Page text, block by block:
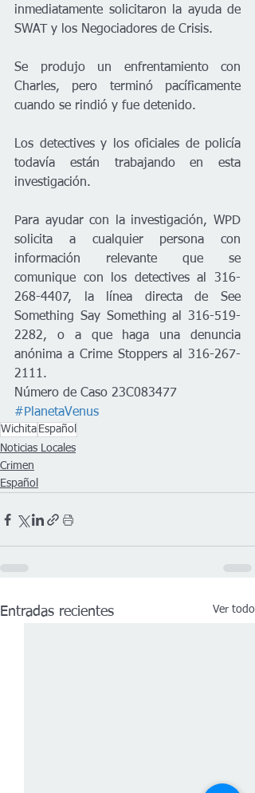
inmediatamente solicitaron la ayuda de
SWAT y los Negociadores de Crisis.
Se produjo un enfrentamiento con
Charles, pero terminó pacíficamente
cuando se rindió y fue detenido.
Los detectives y los oficiales de policía
todavía están trabajando en esta
investigación.
Para ayudar con la investigación, WPD
solicita a cualquier persona con
información relevante que se
comunique con los detectives al 316-
268-4407, la línea directa de See
Something Say Something al 316-519-
2282, o a que haga una denuncia
anónima a Crime Stoppers al 316-267-
2111.
Número de Caso 23C083477
#PlanetaVenus
Wichita Español
Noticias Locales
Crimen
Español
Entradas recientes Ver todo